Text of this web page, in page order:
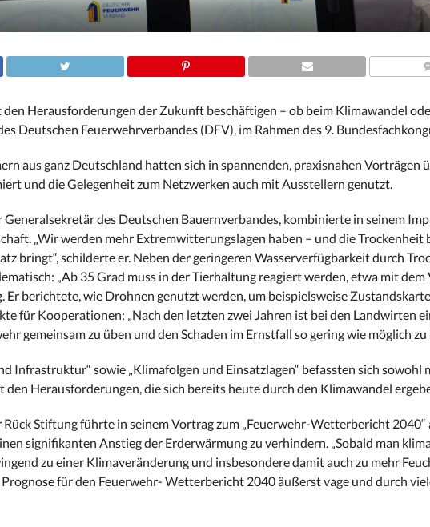
den Herausforderungen der Zukunft beschäftigen – ob beim Klimawandel
Deutschen Feuerwehrverbandes (DFV), im Rahmen des 9.
aus ganz Deutschland hatten sich in spannenden, praxisnahen Vorträgen
und die Gelegenheit zum Netzwerken auch mit Ausstellern genutzt.
des Deutschen Bauernverbandes, kombinierte in seinem
„Wir werden mehr Extremwitterungslagen haben – und die
bringt“, schilderte er. Neben der geringeren Wasserverfügbarkeit durch
„Ab 35 Grad muss in der Tierhaltung reagiert werden, etwa mit dem
Er berichtete, wie Drohnen genutzt werden, um beispielsweise
für Kooperationen: „Nach den letzten zwei Jahren ist bei den Landwirten
gemeinsam zu üben und den Schaden im Ernstfall so gering wie möglich zu
Infrastruktur“ sowie „Klimafolgen und Einsatzlagen“ befassten sich sowohl
den Herausforderungen, die sich bereits heute durch den Klimawandel
Stiftung führte in seinem Vortrag zum „Feuerwehr-Wetterbericht 2040“
signifikanten Anstieg der Erderwärmung zu verhindern. „Sobald man
zu einer Klimaveränderung und insbesondere damit auch zu mehr
für den Feuerwehr- Wetterbericht 2040 äußerst vage und durch